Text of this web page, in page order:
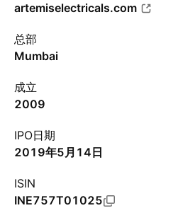
artemiselectricals.com
总部
Mumbai
成立
2009
IPO日期
2019年5月14日
ISIN
INE757T01025